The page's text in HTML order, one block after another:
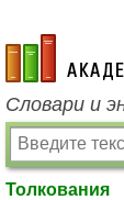
academic.ru
Словари и
Толкования